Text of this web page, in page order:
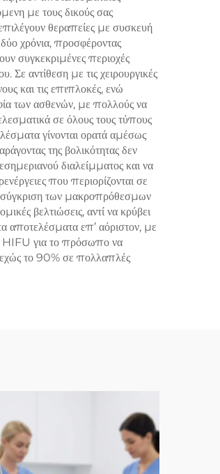
με τους δικούς σας
θεραπείες με συσκευή
χρόνια, προσφέροντας
συγκεκριμένες περιοχές
αντίθεση με τις χειρουργικές
και τις επιπλοκές, ενώ
των ασθενών, με πολλούς να
σε όλους τους τύπους
γίνονται ορατά αμέσως
της βολικότητας δεν
διαλείμματος και να
που περιορίζονται σε
σύγκριση των μακροπρόθεσμων
βελτιώσεις, αντί να κρύβει
αποτελέσματα επ’ αόριστον, με
HIFU για το πρόσωπο να
το 90% σε πολλαπλές